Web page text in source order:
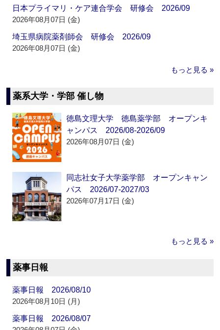
日本プライマリ・ケア連合学会 研修会 2026/09
2026年08月07日 (金)
埼玉県病院薬剤師会 研修会 2026/09
2026年08月07日 (金)
もっと見る »
薬系大学・学部 催し物
徳島文理大学 徳島薬学部 オープンキ
ャンパス 2026/08-2026/09
2026年08月07日 (金)
同志社女子大学薬学部 オープンキャン
パス 2026/07-2027/03
2026年07月17日 (金)
もっと見る »
薬事日報
薬事日報 2026/08/10
2026年08月10日 (月)
薬事日報 2026/08/07